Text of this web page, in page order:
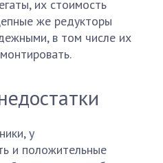
их стоимость
же редукторы
в том числе их
у
и положительные